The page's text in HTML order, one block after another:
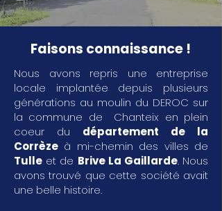
Faisons connaissance !
Nous avons repris une entreprise
locale implantée depuis plusieurs
générations au moulin du DEROC sur
la commune de Chanteix en plein
coeur du département de la
Corrèze à mi-chemin des villes de
Tulle et de Brive La Gaillarde. Nous
avons trouvé que cette société avait
une belle histoire.